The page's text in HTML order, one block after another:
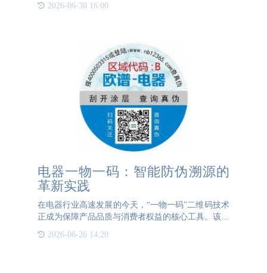
3044AM永利亮点码的出现，如同一把利剑，精准地
2026-06-30 16:00
电器一物一码：智能防伪溯源的
革新实践
在电器行业高速发展的今天，“一物一码”二维码技术
正成为保障产品品质与消费者权益的核心工具。该技
术通过为每件电器产品赋予唯一身份标识，实现防
伪、溯源、防窜货三大核心功能，为厂家与消费者构
2026-06-26 14:20